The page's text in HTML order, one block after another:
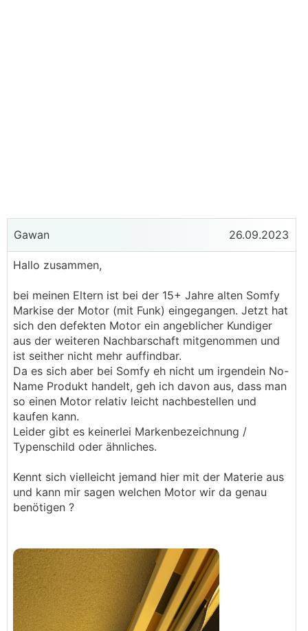
Gawan 26.09.2023
Hallo zusammen,
bei meinen Eltern ist bei der 15+ Jahre alten Somfy
Markise der Motor (mit Funk) eingegangen. Jetzt hat
sich den defekten Motor ein angeblicher Kundiger
aus der weiteren Nachbarschaft mitgenommen und
ist seither nicht mehr auffindbar.
Da es sich aber bei Somfy eh nicht um irgendein No-
Name Produkt handelt, geh ich davon aus, dass man
so einen Motor relativ leicht nachbestellen und
kaufen kann.
Leider gibt es keinerlei Markenbezeichnung /
Typenschild oder ähnliches.
Kennt sich vielleicht jemand hier mit der Materie aus
und kann mir sagen welchen Motor wir da genau
benötigen ?